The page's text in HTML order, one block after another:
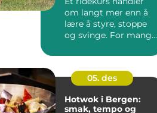
om langt mer enn å
lære å styre, stoppe
og svinge. For mange
05. des
Hotwok i Bergen:
smak, tempo og